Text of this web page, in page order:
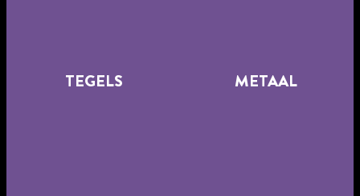
TEGELS METAAL